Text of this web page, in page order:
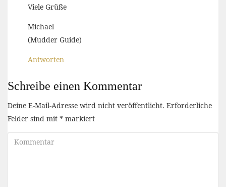
Viele Grüße
Michael
(Mudder Guide)
Antworten
Schreibe einen Kommentar
Deine E-Mail-Adresse wird nicht veröffentlicht. Erforderliche
Felder sind mit * markiert
Kommentar